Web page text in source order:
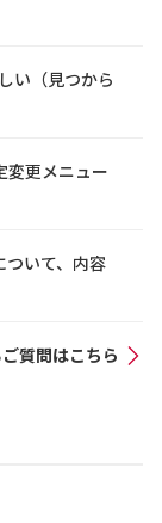
い（見つから
更メニュー
ついて、内容
質問はこちら